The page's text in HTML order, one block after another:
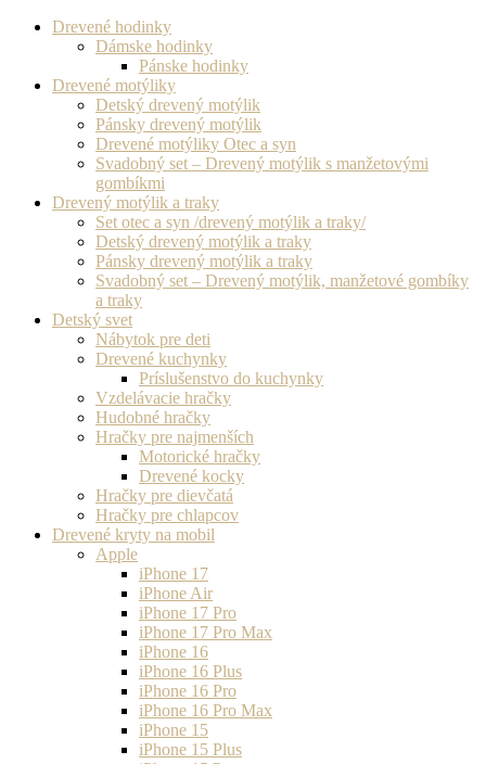
Drevené hodinky
Dámske hodinky
Pánske hodinky
Drevené motýliky
Detský drevený motýlik
Pánsky drevený motýlik
Drevené motýliky Otec a syn
Svadobný set – Drevený motýlik s manžetovými
gombíkmi
Drevený motýlik a traky
Set otec a syn /drevený motýlik a traky/
Detský drevený motýlik a traky
Pánsky drevený motýlik a traky
Svadobný set – Drevený motýlik, manžetové gombíky
a traky
Detský svet
Nábytok pre deti
Drevené kuchynky
Príslušenstvo do kuchynky
Vzdelávacie hračky
Hudobné hračky
Hračky pre najmenších
Motorické hračky
Drevené kocky
Hračky pre dievčatá
Hračky pre chlapcov
Drevené kryty na mobil
Apple
iPhone 17
iPhone Air
iPhone 17 Pro
iPhone 17 Pro Max
iPhone 16
iPhone 16 Plus
iPhone 16 Pro
iPhone 16 Pro Max
iPhone 15
iPhone 15 Plus